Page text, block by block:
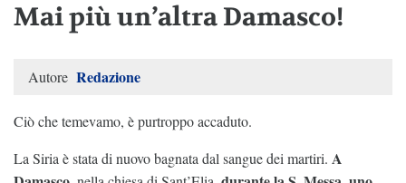
Mai più un’altra Damasco!
Autore Redazione
Ciò che temevamo, è purtroppo accaduto.
La Siria è stata di nuovo bagnata dal sangue dei martiri. A